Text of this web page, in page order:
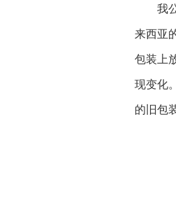
我
来西亚
包装上
现变化
的旧包